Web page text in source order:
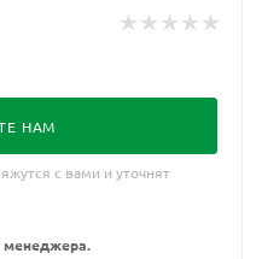
НАМ
с вами и уточнят
менеджера.